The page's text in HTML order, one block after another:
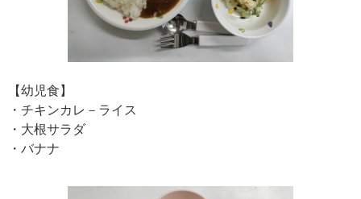
【幼児食】
・チキンカレ－ライス
・大根サラダ
・バナナ